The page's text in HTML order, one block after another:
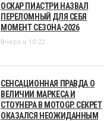
ОСКАР ПИАСТРИ НАЗВАЛ
ПЕРЕЛОМНЫЙ ДЛЯ СЕБЯ
МОМЕНТ СЕЗОНА-2026
Вчера в 10:22
СЕНСАЦИОННАЯ ПРАВДА О
ВЕЛИЧИИ МАРКЕСА И
СТОУНЕРА В MOTOGP. СЕКРЕТ
ОКАЗАЛСЯ НЕОЖИДАННЫМ